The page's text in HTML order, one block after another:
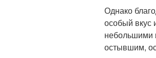
Однако
особый вкус
небольшими
остывшим,